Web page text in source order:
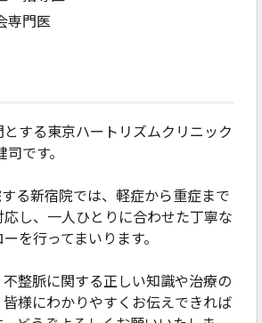
専門医
する東京ハートリズムクリニック
です。
る新宿院では、軽症から重症まで
し、一人ひとりに合わせた丁寧な
を行ってまいります。
整脈に関する正しい知識や治療の
様にわかりやすくお伝えできれば